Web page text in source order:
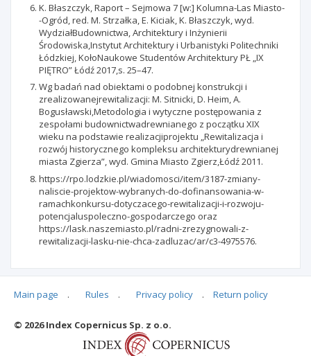
K. Błaszczyk, Raport – Sejmowa 7 [w:] Kolumna-Las Miasto-
-Ogród, red. M. Strzałka, E. Kiciak, K. Błaszczyk, wyd.
WydziałBudownictwa, Architektury i Inżynierii
Środowiska,Instytut Architektury i Urbanistyki Politechniki
Łódzkiej, KołoNaukowe Studentów Architektury PŁ „IX
PIĘTRO” Łódź 2017,s. 25–47.
Wg badań nad obiektami o podobnej konstrukcji i
zrealizowanejrewitalizacji: M. Sitnicki, D. Heim, A.
Bogusławski,Metodologia i wytyczne postępowania z
zespołami budownictwadrewnianego z początku XIX
wieku na podstawie realizacjiprojektu „Rewitalizacja i
rozwój historycznego kompleksu architekturydrewnianej
miasta Zgierza”, wyd. Gmina Miasto Zgierz,Łódź 2011.
https://rpo.lodzkie.pl/wiadomosci/item/3187-zmiany-
naliscie-projektow-wybranych-do-dofinansowania-w-
ramachkonkursu-dotyczacego-rewitalizacji-i-rozwoju-
potencjaluspoleczno-gospodarczego oraz
https://lask.naszemiasto.pl/radni-zrezygnowali-z-
rewitalizacji-lasku-nie-chca-zadluzac/ar/c3-4975576.
Articles quoting
Main page . Rules . Privacy policy . Return policy
© 2026 Index Copernicus Sp. z o.o.